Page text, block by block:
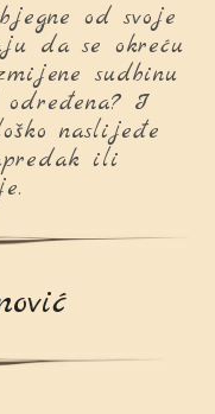
od svoje
da se okreću
sudbinu
I
naslijeđe
ili